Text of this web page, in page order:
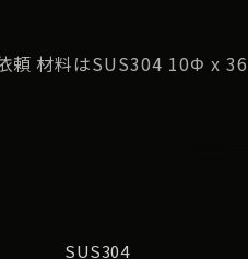
頼 材料はSUS304 10Φ x
SUS304